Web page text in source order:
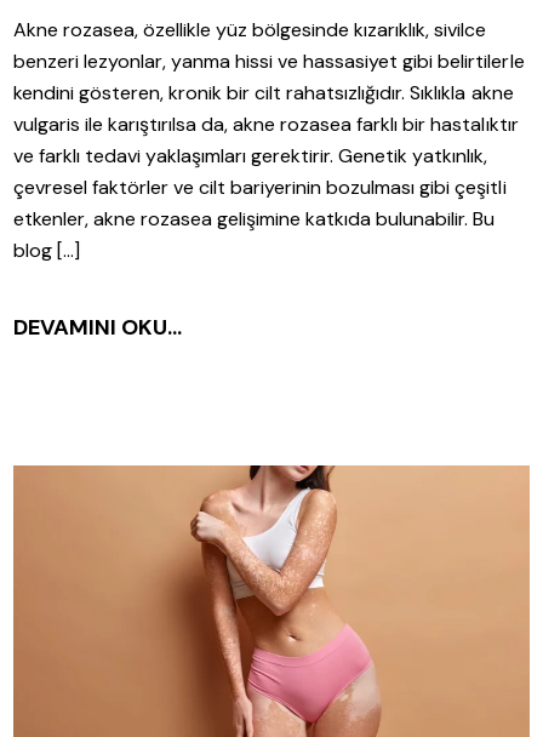
Akne rozasea, özellikle yüz bölgesinde kızarıklık, sivilce
benzeri lezyonlar, yanma hissi ve hassasiyet gibi belirtilerle
kendini gösteren, kronik bir cilt rahatsızlığıdır. Sıklıkla akne
vulgaris ile karıştırılsa da, akne rozasea farklı bir hastalıktır
ve farklı tedavi yaklaşımları gerektirir. Genetik yatkınlık,
çevresel faktörler ve cilt bariyerinin bozulması gibi çeşitli
etkenler, akne rozasea gelişimine katkıda bulunabilir. Bu
blog […]
DEVAMINI OKU...